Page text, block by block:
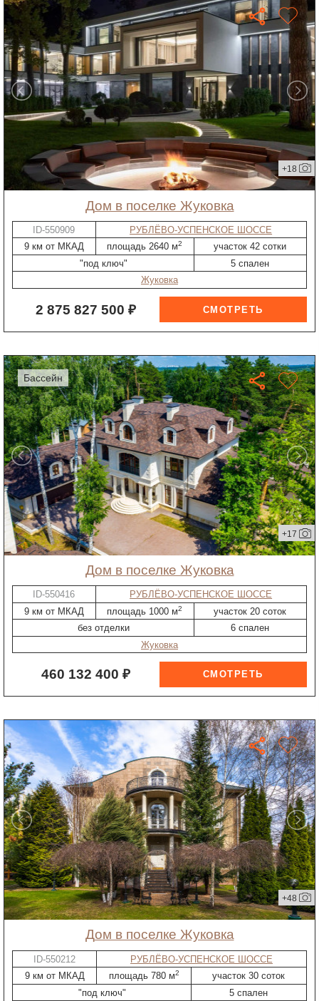
+18
дом в поселке Жуковка
ID-550909
РУБЛЁВО-УСПЕНСКОЕ ШОССЕ
9 км от МКАД
площадь 2640 м2
участок 42 сотки
"под ключ"
5 спален
Жуковка
2 875 827 500 ₽
бассейн
+17
дом в поселке Жуковка
ID-550416
РУБЛЁВО-УСПЕНСКОЕ ШОССЕ
9 км от МКАД
площадь 1000 м2
участок 20 соток
без отделки
6 спален
Жуковка
460 132 400 ₽
+48
дом в поселке Жуковка
ID-550212
РУБЛЁВО-УСПЕНСКОЕ ШОССЕ
9 км от МКАД
площадь 780 м2
участок 30 соток
"под ключ"
5 спален